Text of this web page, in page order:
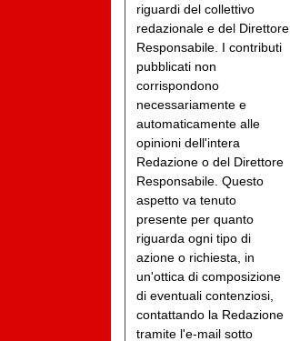
riguardi del collettivo
redazionale e del Direttore
Responsabile. I contributi
pubblicati non
corrispondono
necessariamente e
automaticamente alle
opinioni dell'intera
Redazione o del Direttore
Responsabile. Questo
aspetto va tenuto
presente per quanto
riguarda ogni tipo di
azione o richiesta, in
un'ottica di composizione
di eventuali contenziosi,
contattando la Redazione
tramite l'e-mail sotto